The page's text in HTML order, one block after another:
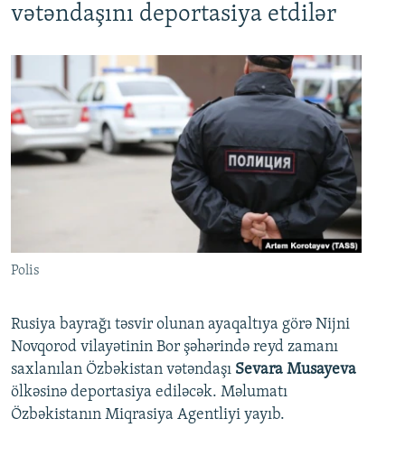
vətəndaşını deportasiya etdilər
Polis
Rusiya bayrağı təsvir olunan ayaqaltıya görə Nijni
Novqorod vilayətinin Bor şəhərində reyd zamanı
saxlanılan Özbəkistan vətəndaşı Sevara Musayeva
ölkəsinə deportasiya ediləcək. Məlumatı
Özbəkistanın Miqrasiya Agentliyi yayıb.